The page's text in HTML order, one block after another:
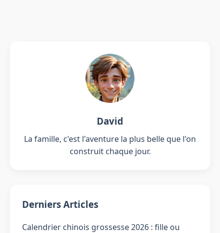
David
La famille, c'est l'aventure la plus belle que l'on
construit chaque jour.
Derniers Articles
Calendrier chinois grossesse 2026 : fille ou